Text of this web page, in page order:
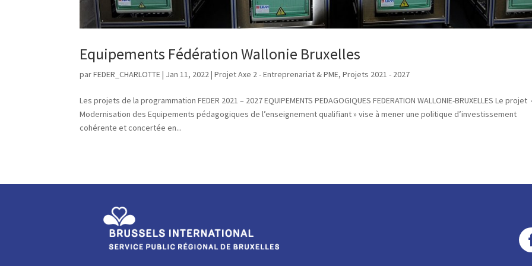
Equipements Fédération Wallonie Bruxelles
parFEDER_CHARLOTTE| Jan 11, 2022|Projet Axe 2 - Entreprenariat & PME,Projets 2021 - 2027
Les projets de la programmation FEDER 2021 – 2027 EQUIPEMENTS PEDAGOGIQUES FEDERATION WALLONIE-BRUXELLES Le projet
Modernisation des Equipements pédagogiques de l’enseignement qualifiant » vise à mener une politique d’investissement
cohérente et concertée en...